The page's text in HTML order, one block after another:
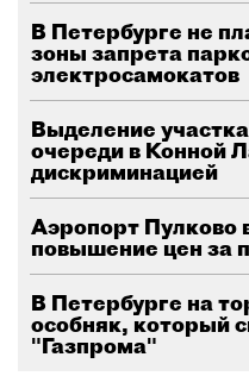
В Петербурге не
зоны запрета
электросамокатов
Выделение
очереди в Конной
дискриминацией
Аэропорт Пулково
повышение цен за
В Петербурге на
особняк, который
"Газпрома"